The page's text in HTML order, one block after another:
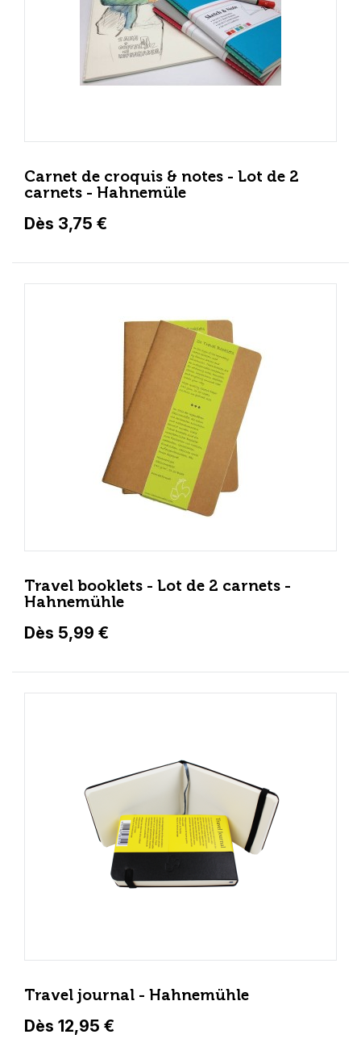
Carnet de croquis & notes - Lot de 2
carnets - Hahnemüle
Dès 3,75 €
Travel booklets - Lot de 2 carnets -
Hahnemühle
Dès 5,99 €
Travel journal - Hahnemühle
Dès 12,95 €